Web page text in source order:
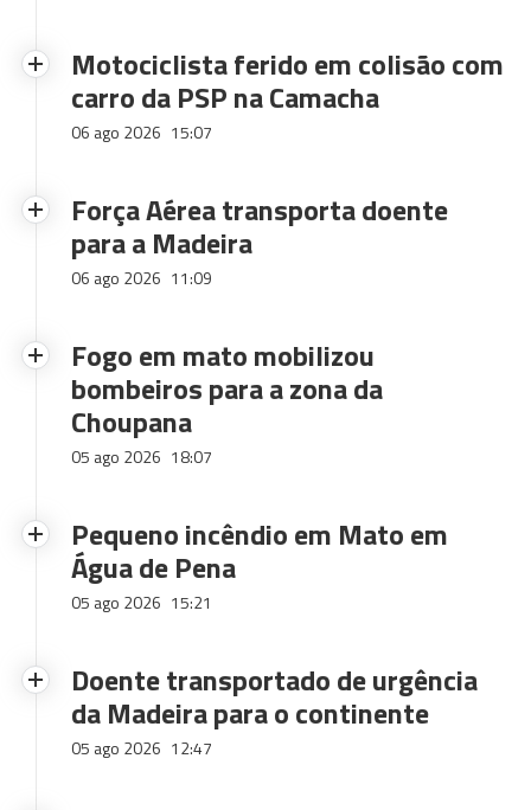
Motociclista ferido em colisão com
carro da PSP na Camacha
06 ago 2026 15:07
Força Aérea transporta doente
para a Madeira
06 ago 2026 11:09
Fogo em mato mobilizou
bombeiros para a zona da
Choupana
05 ago 2026 18:07
Pequeno incêndio em Mato em
Água de Pena
05 ago 2026 15:21
Doente transportado de urgência
da Madeira para o continente
05 ago 2026 12:47